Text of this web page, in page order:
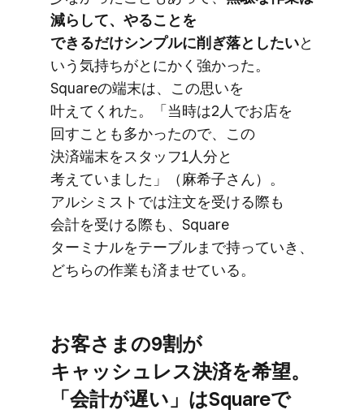
減らして、​やる​ことを​
できるだけシンプルに​削ぎ落としたいと​
いう​気持ちがとにかく​強かった。​
Squareの​端末は、​この​思いを​
叶えてくれた。​「当時は​2人で​お店を​
回すことも​多かったので、​この​
決済端末を​スタッフ1人分と​
考えていました」​（麻希子さん）。​
アルシミストでは​注文を​受ける​際も​
会計を​受ける​際も、​Square
ターミナルを​テーブルまで​持っていき、​
どちらの​作業も​済ませている。
お客さまの​9割が​
キャッシュレス決済を​希望。​
「会計が​遅い」は​Squareで​